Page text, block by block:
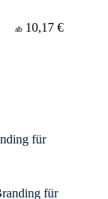
ab 10,17 €
für